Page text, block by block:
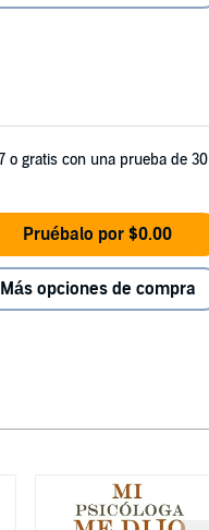
o gratis con una prueba de 30
Pruébalo por $0.00
Más opciones de compra